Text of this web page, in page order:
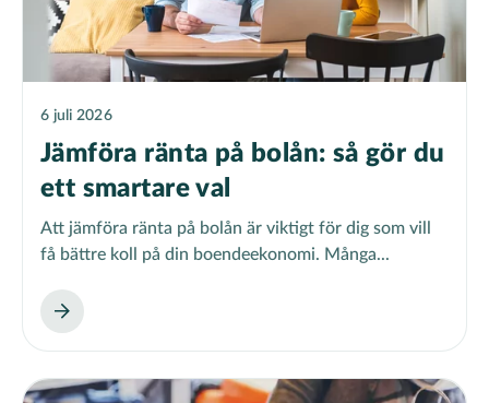
6 juli 2026
Jämföra ränta på bolån: så gör du
ett smartare val
Att jämföra ränta på bolån är viktigt för dig som vill
få bättre koll på din boendeekonomi. Många...